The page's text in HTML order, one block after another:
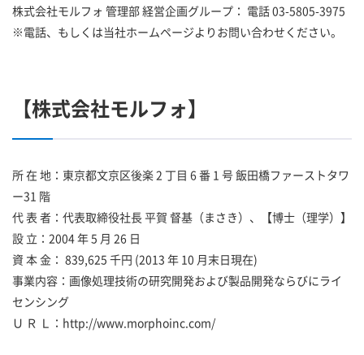
株式会社モルフォ 管理部 経営企画グループ： 電話 03-5805-3975
※電話、もしくは当社ホームページよりお問い合わせください。
【株式会社モルフォ】
所 在 地：東京都文京区後楽 2 丁目 6 番 1 号 飯田橋ファーストタワ
ー31 階
代 表 者：代表取締役社長 平賀 督基（まさき）、【博士（理学）】
設 立：2004 年 5 月 26 日
資 本 金： 839,625 千円 (2013 年 10 月末日現在)
事業内容：画像処理技術の研究開発および製品開発ならびにライ
センシング
Ｕ Ｒ Ｌ：http://www.morphoinc.com/